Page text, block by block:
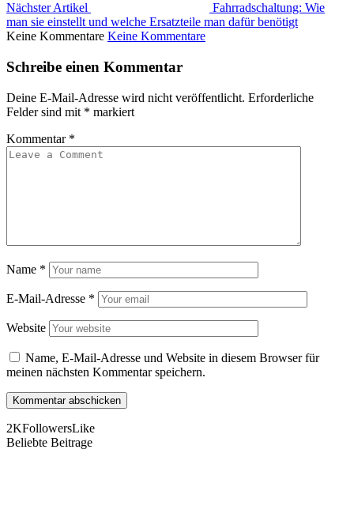
Nächster Artikel
Fahrradschaltung: Wie
man sie einstellt und welche Ersatzteile man dafür benötigt
Keine Kommentare Keine Kommentare
Schreibe einen Kommentar
Deine E-Mail-Adresse wird nicht veröffentlicht. Erforderliche
Felder sind mit * markiert
Kommentar *
Name *
E-Mail-Adresse *
Website
Name, E-Mail-Adresse und Website in diesem Browser für
meinen nächsten Kommentar speichern.
2KFollowersLike
Beliebte Beitrage